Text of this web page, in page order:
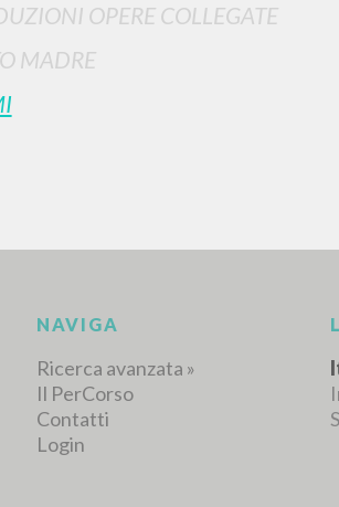
OPERE COLLEGATE
MADRE
NAVIGA